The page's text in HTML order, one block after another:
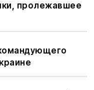
пролежавшее